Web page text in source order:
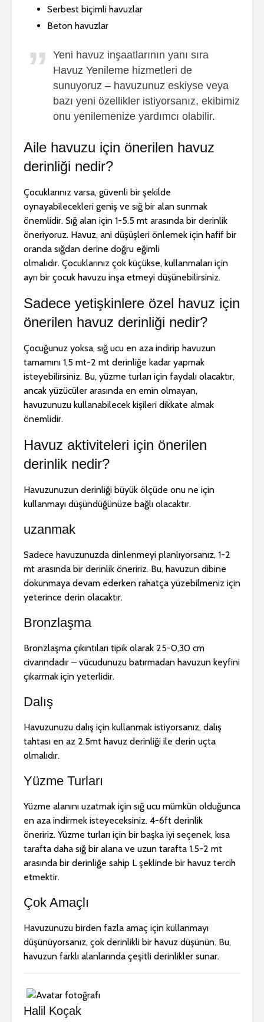
Serbest biçimli havuzlar
Beton havuzlar
Yeni havuz inşaatlarının yanı sıra
Havuz Yenileme hizmetleri de
sunuyoruz – havuzunuz eskiyse veya
bazı yeni özellikler istiyorsanız, ekibimiz
onu yenilemenize yardımcı olabilir.
Aile havuzu için önerilen havuz
derinliği nedir?
Çocuklarınız varsa, güvenli bir şekilde
oynayabilecekleri geniş ve sığ bir alan sunmak
önemlidir. Sığ alan için 1-5.5 mt arasında bir derinlik
öneriyoruz. Havuz, ani düşüşleri önlemek için hafif bir
oranda sığdan derine doğru eğimli
olmalıdır. Çocuklarınız çok küçükse, kullanmaları için
ayrı bir çocuk havuzu inşa etmeyi düşünebilirsiniz.
Sadece yetişkinlere özel havuz için
önerilen havuz derinliği nedir?
Çocuğunuz yoksa, sığ ucu en aza indirip havuzun
tamamını 1,5 mt-2 mt derinliğe kadar yapmak
isteyebilirsiniz. Bu, yüzme turları için faydalı olacaktır,
ancak yüzücüler arasında en emin olmayan,
havuzunuzu kullanabilecek kişileri dikkate almak
önemlidir.
Havuz aktiviteleri için önerilen
derinlik nedir?
Havuzunuzun derinliği büyük ölçüde onu ne için
kullanmayı düşündüğünüze bağlı olacaktır.
uzanmak
Sadece havuzunuzda dinlenmeyi planlıyorsanız, 1-2
mt arasında bir derinlik öneririz. Bu, havuzun dibine
dokunmaya devam ederken rahatça yüzebilmeniz için
yeterince derin olacaktır.
Bronzlaşma
Bronzlaşma çıkıntıları tipik olarak 25-0,30 cm
civarındadır – vücudunuzu batırmadan havuzun keyfini
çıkarmak için yeterlidir.
Dalış
Havuzunuzu dalış için kullanmak istiyorsanız, dalış
tahtası en az 2.5mt havuz derinliği ile derin uçta
olmalıdır.
Yüzme Turları
Yüzme alanını uzatmak için sığ ucu mümkün olduğunca
en aza indirmek isteyeceksiniz. 4-6ft derinlik
öneririz. Yüzme turları için bir başka iyi seçenek, kısa
tarafta daha sığ bir alana ve uzun tarafta 1.5-2 mt
arasında bir derinliğe sahip L şeklinde bir havuz tercih
etmektir.
Çok Amaçlı
Havuzunuzu birden fazla amaç için kullanmayı
düşünüyorsanız, çok derinlikli bir havuz düşünün. Bu,
havuzun farklı alanlarında çeşitli derinlikler sunar.
Halil Koçak